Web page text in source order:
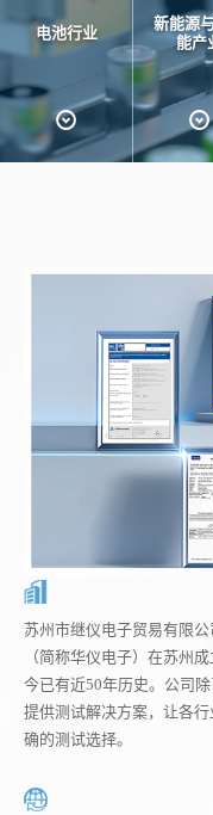
电池行业
新能源
能产
苏州市继仪电子贸易有限
（简称华仪电子）在苏州
今已有近50年历史。公司
提供测试解决方案，让各
确的测试选择。